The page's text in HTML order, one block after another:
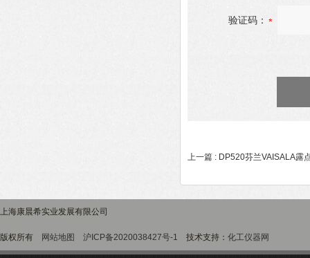
验证码：
上一篇 : DP520芬兰VAISALA露
上海康晨希实业发展有限公司
版权所有 网站地图 沪ICP备2020038427号-1 技术支持： 化工仪器网